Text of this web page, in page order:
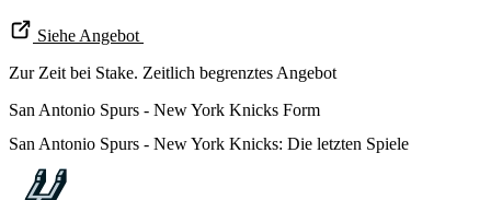
Siehe Angebot
Zur Zeit bei Stake. Zeitlich begrenztes Angebot
San Antonio Spurs - New York Knicks Form
San Antonio Spurs - New York Knicks: Die letzten Spiele